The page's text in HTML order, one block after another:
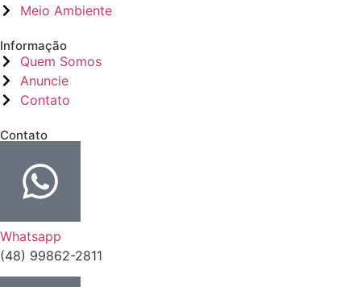
Meio Ambiente
Informação
Quem Somos
Anuncie
Contato
Contato
Whatsapp
(48) 99862-2811